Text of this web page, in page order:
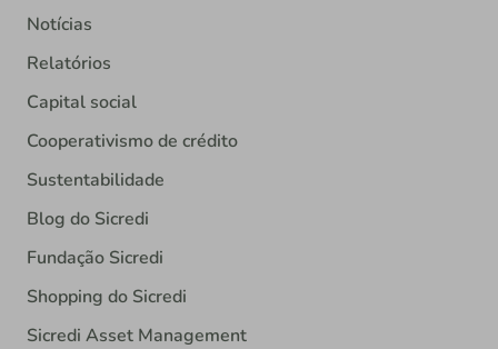
Notícias
Relatórios
Capital social
Cooperativismo de crédito
Sustentabilidade
Blog do Sicredi
Fundação Sicredi
Shopping do Sicredi
Sicredi Asset Management